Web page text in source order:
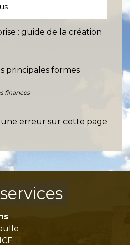
: guide de la création
principales formes
finances
erreur sur cette page